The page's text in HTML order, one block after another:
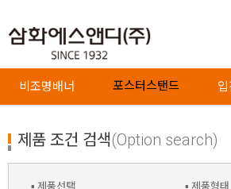
비조명배너 포스터스탠드
제품 조건 검색(Option search)
▪ 제품선택 ▪ 제품형태